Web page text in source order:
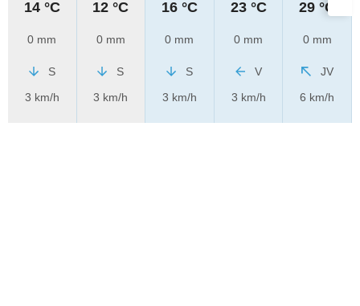
14 °C
0 mm
S
3 km/h
12 °C
0 mm
S
3 km/h
16 °C
0 mm
S
3 km/h
23 °C
0 mm
V
3 km/h
29 °C
0 mm
JV
6 km/h